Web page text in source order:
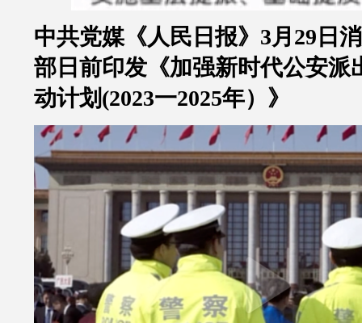
中共党媒《人民日报》 3月 29 日
部日前印发《加强新时代公安派
动计划 (2023一2025年）》